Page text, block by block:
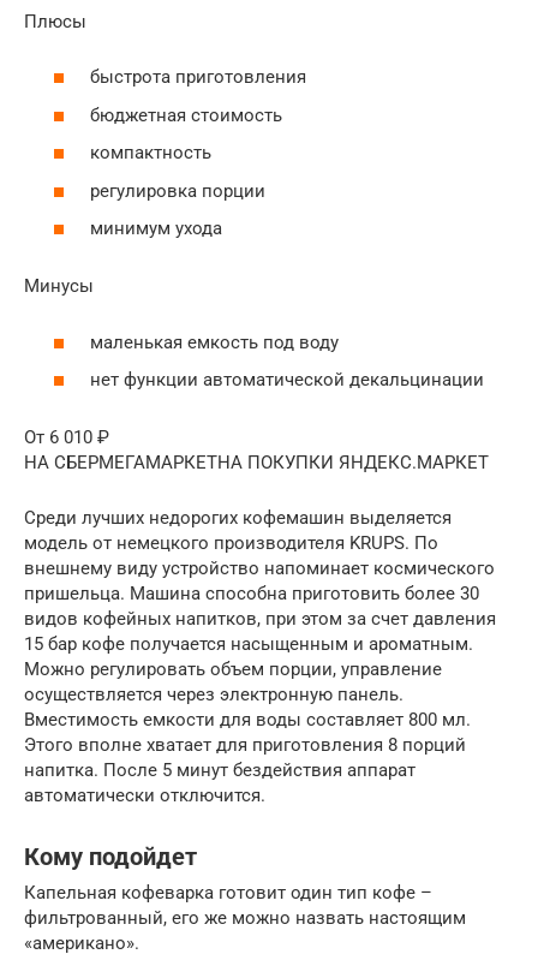
Плюсы
быстрота приготовления
бюджетная стоимость
компактность
регулировка порции
минимум ухода
Минусы
маленькая емкость под воду
нет функции автоматической декальцинации
От 6 010 ₽
НА СБЕРМЕГАМАРКЕТНА ПОКУПКИ ЯНДЕКС.МАРКЕТ
Среди лучших недорогих кофемашин выделяется
модель от немецкого производителя KRUPS. По
внешнему виду устройство напоминает космического
пришельца. Машина способна приготовить более 30
видов кофейных напитков, при этом за счет давления
15 бар кофе получается насыщенным и ароматным.
Можно регулировать объем порции, управление
осуществляется через электронную панель.
Вместимость емкости для воды составляет 800 мл.
Этого вполне хватает для приготовления 8 порций
напитка. После 5 минут бездействия аппарат
автоматически отключится.
Кому подойдет
Капельная кофеварка готовит один тип кофе –
фильтрованный, его же можно назвать настоящим
«американо».